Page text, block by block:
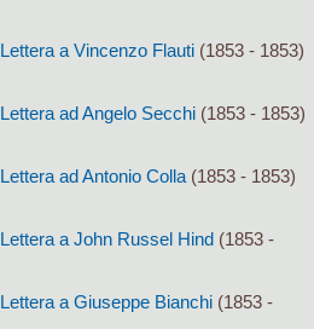
Lettera a Vincenzo Flauti (1853 - 1853)
Lettera ad Angelo Secchi (1853 - 1853)
Lettera ad Antonio Colla (1853 - 1853)
Lettera a John Russel Hind (1853 -
Lettera a Giuseppe Bianchi (1853 -